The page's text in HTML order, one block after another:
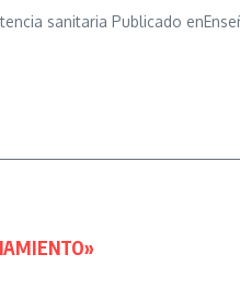
sanitaria Publicado